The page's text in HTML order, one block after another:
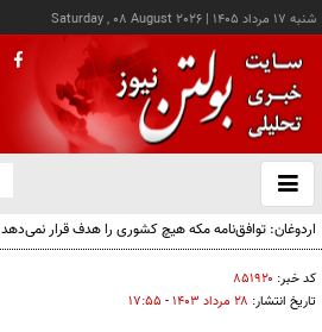
شنبه ۱۷ مرداد ۱۴۰۵ |
Saturday , 08 August 2026
باز
و
اردوغان: توافق‌نامه مکه هیچ کشوری را هدف قرار نمی‌دهد
کد خبر: ۸۵۱۹۲۰
تاریخ انتشار: ۲۸ مرداد ۱۴۰۳ - ۱۷:۵۵